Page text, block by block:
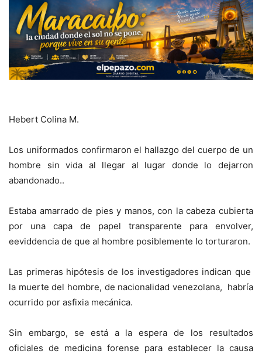
Hebert Colina M.
Los uniformados confirmaron el hallazgo del cuerpo de un
hombre sin vida al llegar al lugar donde lo dejarron
abandonado..
Estaba amarrado de pies y manos, con la cabeza cubierta
por una capa de papel transparente para envolver,
eeviddencia de que al hombre posiblemente lo torturaron.
Las primeras hipótesis de los investigadores indican que
la muerte del hombre, de nacionalidad venezolana, habría
ocurrido por asfixia mecánica.
Sin embargo, se está a la espera de los resultados
oficiales de medicina forense para establecer la causa